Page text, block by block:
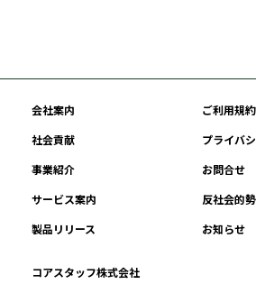
会社案内
ご利用規約
社会貢献
プライバ
事業紹介
お問合せ
サービス案内
反社会的
製品リリース
お知らせ
コアスタッフ株式会社